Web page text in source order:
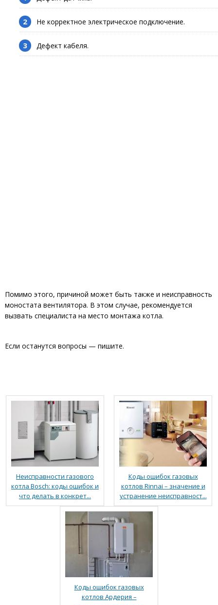
Не корректное электрическое подключение.
Дефект кабеля.
Помимо этого, причиной может быть также и неисправность
моностата вентилятора. В этом случае, рекомендуется
вызвать специалиста на место монтажа котла.
Если останутся вопросы — пишите.
Неисправности газового
котла Bosch: коды ошибок и
что делать в конкрет...
Коды ошибок газовых
котлов Rinnai – значение и
устранение неисправност...
Коды ошибок газовых
котлов Ардерия –